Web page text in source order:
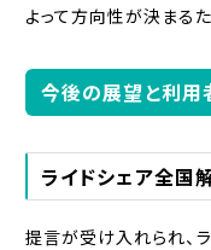
よって方向性が決まる
今後の展望と利用
ライドシェア全国
提言が受け入れられ、